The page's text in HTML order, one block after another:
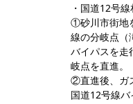
・国道12号
①砂川市街地
線の分岐点（
バイパスを走
岐点を直進。
②直進後、ガ
国道12号線